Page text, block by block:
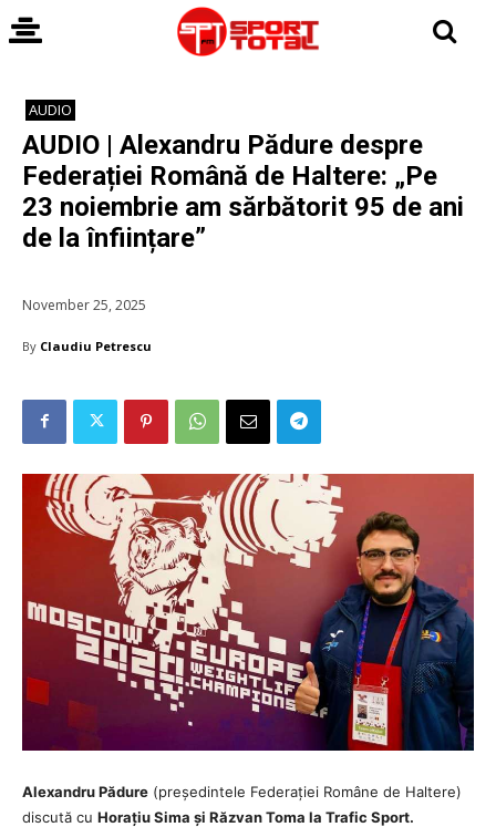
AUDIO
AUDIO | Alexandru Pădure despre
Federației Română de Haltere: „Pe
23 noiembrie am sărbătorit 95 de ani
de la înființare”
November 25, 2025
By Claudiu Petrescu
Alexandru Pădure (președintele Federației Române de Haltere)
discută cu Horațiu Sima și Răzvan Toma la Trafic Sport.